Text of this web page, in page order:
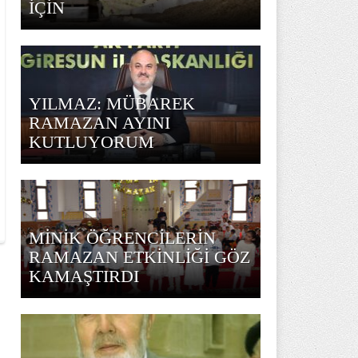
İÇİN
YILMAZ: MÜBAREK
RAMAZAN AYINI
KUTLUYORUM
MİNİK ÖĞRENCİLERİN
RAMAZAN ETKİNLİĞİ GÖZ
KAMAŞTIRDI